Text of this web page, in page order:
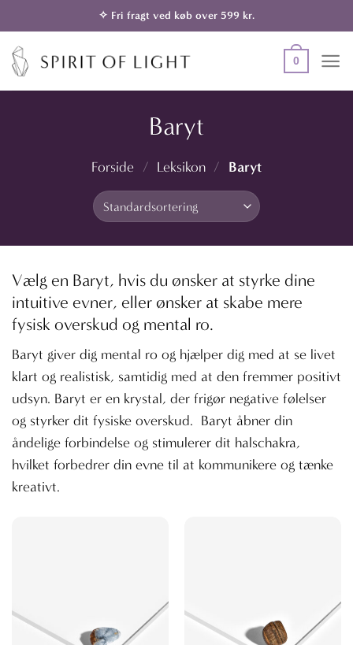
til
indhold
✧ Fri fragt ved køb over 599 kr.
0
Baryt
Forside / Leksikon / Baryt
Vælg en Baryt, hvis du ønsker at styrke dine
intuitive evner, eller ønsker at skabe mere
fysisk overskud og mental ro.
Baryt giver dig mental ro og hjælper dig med at se livet
klart og realistisk, samtidig med at den fremmer positivt
udsyn. Baryt er en krystal, der frigør negative følelser
og styrker dit fysiske overskud. Baryt åbner din
åndelige forbindelse og stimulerer dit halschakra,
hvilket forbedrer din evne til at kommunikere og tænke
kreativt.